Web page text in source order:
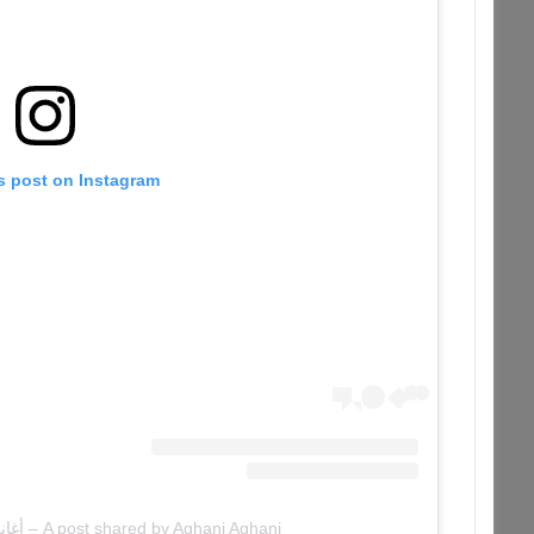
post on Instagram
A post shared by Aghani Aghani – أغاني أغاني (@aghaniaghani)